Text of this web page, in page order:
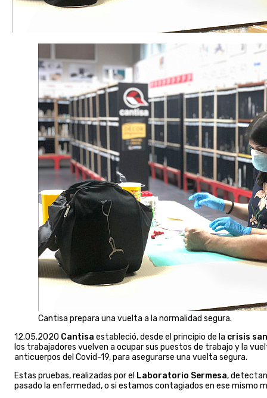
Cantisa prepara una vuelta a la normalidad segura.
12.05.2020 Cantisa estableció, desde el principio de la crisis
los trabajadores vuelven a ocupar sus puestos de trabajo y la
anticuerpos del Covid-19, para asegurarse una vuelta segura.
Estas pruebas, realizadas por el Laboratorio Sermesa, detectan
pasado la enfermedad, o si estamos contagiados en ese mismo